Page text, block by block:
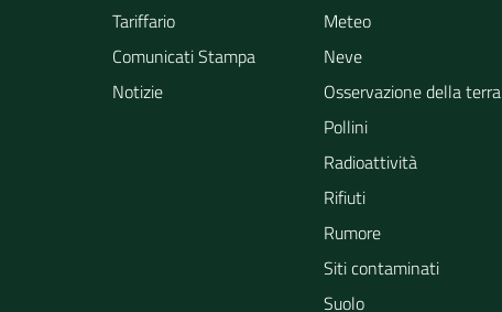
Tariffario
Comunicati Stampa
Notizie
Meteo
Neve
Osservazione della terra
Pollini
Radioattività
Rifiuti
Rumore
Siti contaminati
Suolo